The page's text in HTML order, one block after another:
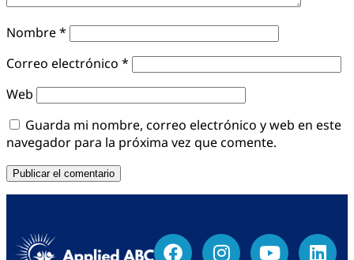
Nombre*
Correo electrónico *
Web
Guarda mi nombre, correo electrónico y web en este
navegador para la próxima vez que comente.